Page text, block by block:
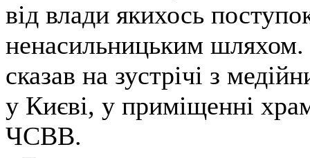
від влади якихось
ненасильницьким
сказав на зустрічі з
у Києві, у приміщенні
ЧСВВ.